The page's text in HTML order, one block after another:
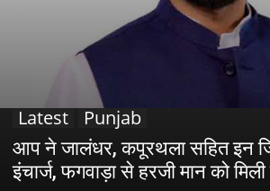
Latest Punjab
आप ने जालंधर, कपूरथला सहित इन
इंचार्ज, फगवाड़ा से हरजी मान को मिली